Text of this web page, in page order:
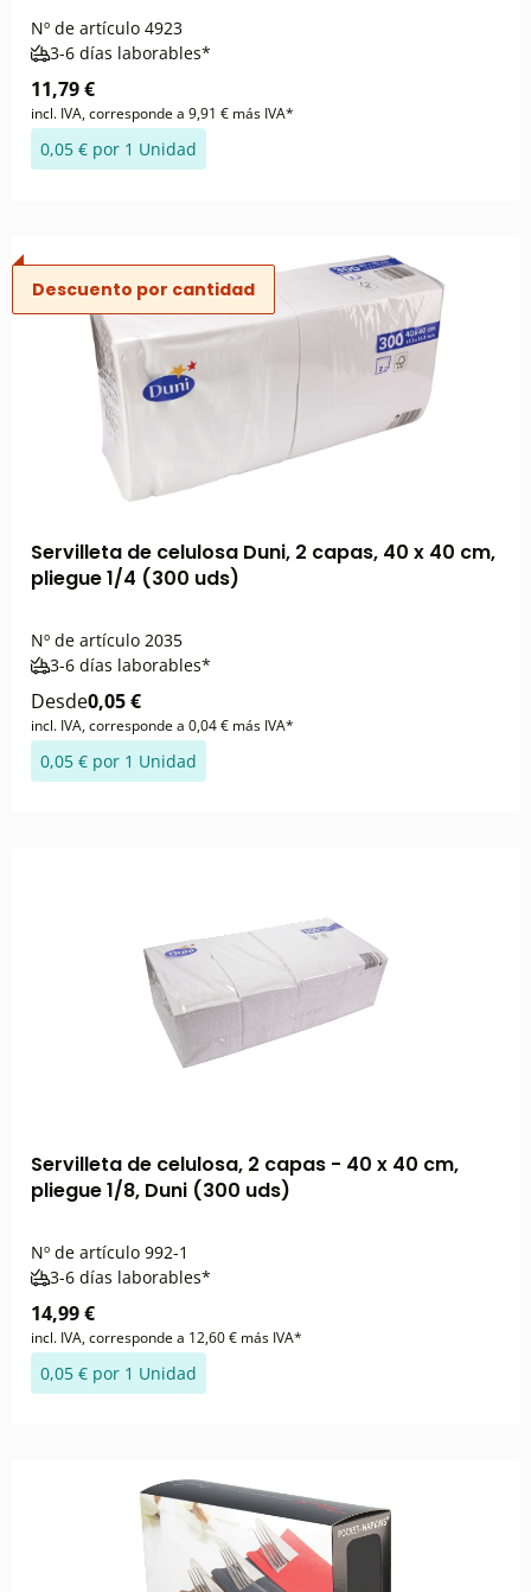
Nº de artículo 4923
3-6 días laborables*
11,79 €
incl. IVA, corresponde a 9,91 € más IVA*
0,05 € por 1 Unidad
Descuento por cantidad
Servilleta de celulosa Duni, 2 capas, 40 x 40 cm,
pliegue 1/4 (300 uds)
Nº de artículo 2035
3-6 días laborables*
Desde0,05 €
incl. IVA, corresponde a 0,04 € más IVA*
0,05 € por 1 Unidad
Servilleta de celulosa, 2 capas - 40 x 40 cm,
pliegue 1/8, Duni (300 uds)
Nº de artículo 992-1
3-6 días laborables*
14,99 €
incl. IVA, corresponde a 12,60 € más IVA*
0,05 € por 1 Unidad